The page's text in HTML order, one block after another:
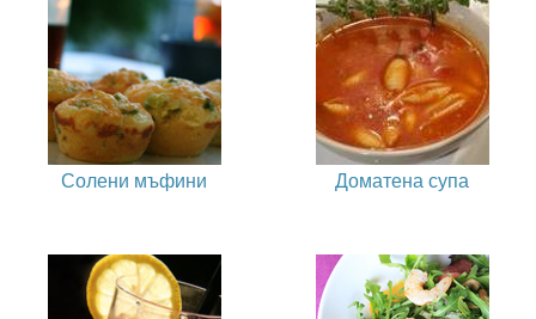
Солени мъфини Доматена супа